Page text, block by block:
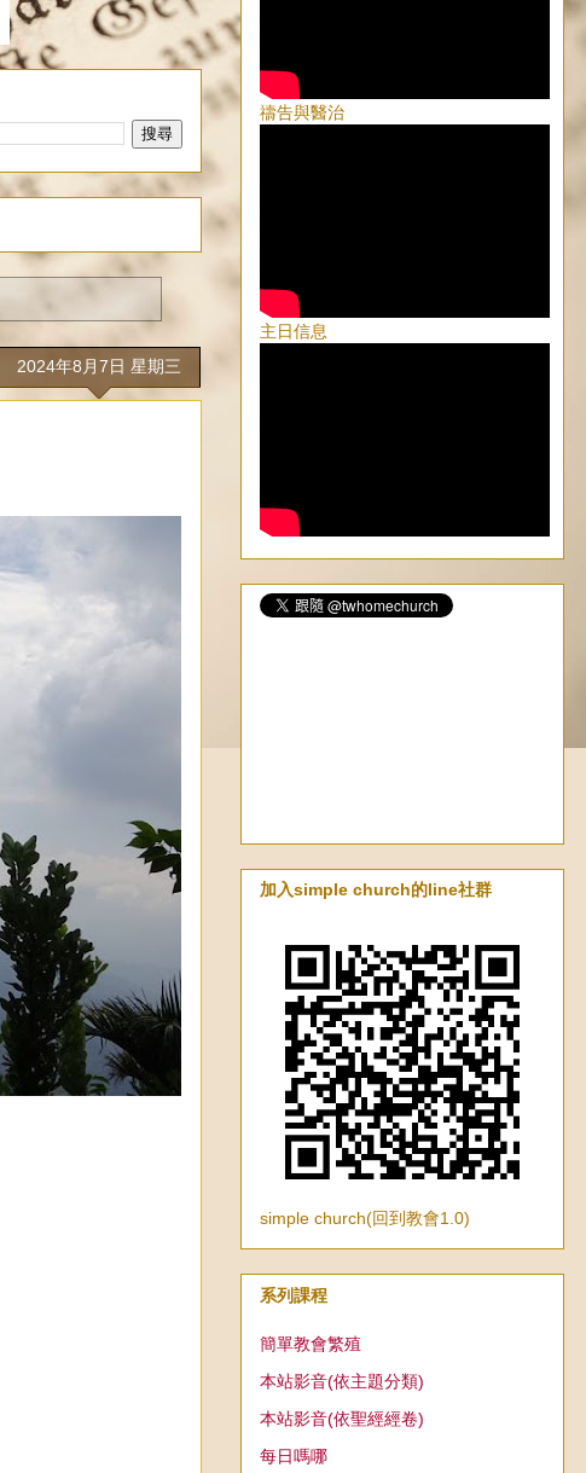
2024年8月7日 星期三
禱告與醫治
主日信息
加入simple church的line社群
simple church(回到教會1.0)
系列課程
簡單教會繁殖
本站影音(依主題分類)
本站影音(依聖經經卷)
每日嗎哪